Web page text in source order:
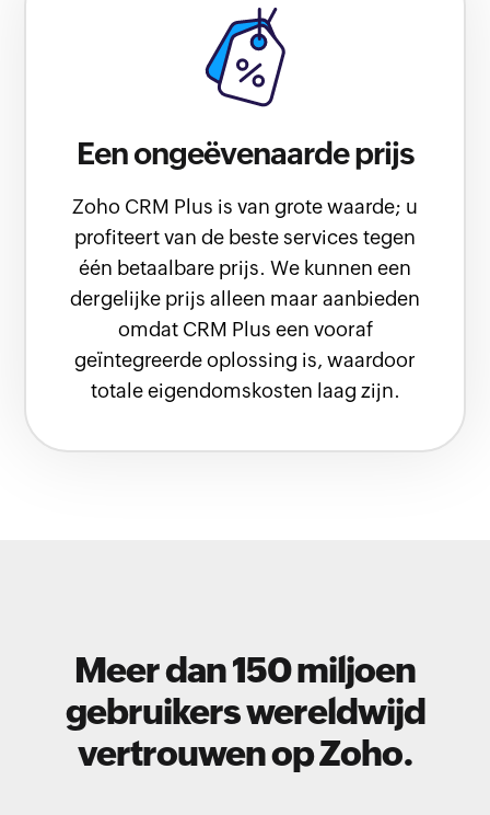
Een ongeëvenaarde prijs
Zoho CRM Plus is van grote waarde; u
profiteert van de beste services tegen
één betaalbare prijs. We kunnen een
dergelijke prijs alleen maar aanbieden
omdat CRM Plus een vooraf
geïntegreerde oplossing is, waardoor
totale eigendomskosten laag zijn.
Meer dan 150 miljoen
gebruikers wereldwijd
vertrouwen op Zoho.